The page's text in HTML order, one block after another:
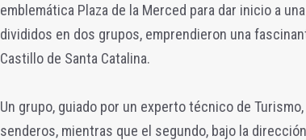
emblemática Plaza de la Merced para dar inicio a
divididos en dos grupos, emprendieron una
Castillo de Santa Catalina.
Un grupo, guiado por un experto técnico de
senderos, mientras que el segundo, bajo la